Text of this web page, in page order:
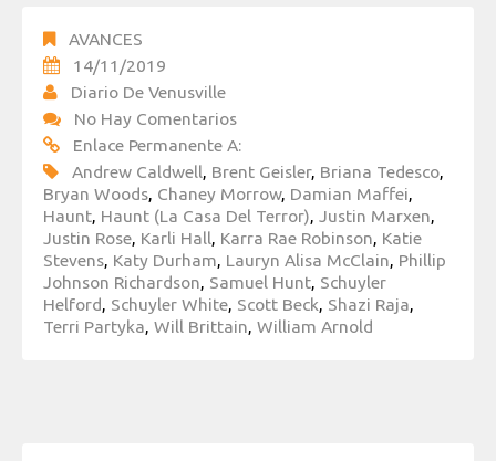
AVANCES
14/11/2019
Diario De Venusville
No Hay Comentarios
Enlace Permanente A:
Andrew Caldwell Brent Geisler, Briana Tedesco
Bryan Woods Chaney Morrow, Damian Maffei
Haunt Haunt (La Casa Del Terror) Justin Marxen
Justin Rose Karli Hall Karra Rae Robinson Katie
Stevens Katy Durham Lauryn Alisa McClain Phillip
Johnson Richardson Samuel Hunt Schuyler
Helford Schuyler White Scott Beck Shazi Raja
Terri Partyka Will Brittain William Arnold